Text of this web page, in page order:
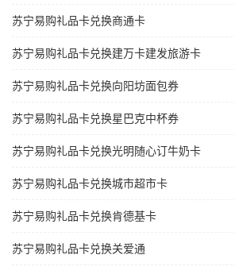
苏宁易购礼品卡兑换商通卡
苏宁易购礼品卡兑换建万卡建发旅游卡
苏宁易购礼品卡兑换向阳坊面包券
苏宁易购礼品卡兑换星巴克中杯券
苏宁易购礼品卡兑换光明随心订牛奶卡
苏宁易购礼品卡兑换城市超市卡
苏宁易购礼品卡兑换肯德基卡
苏宁易购礼品卡兑换关爱通